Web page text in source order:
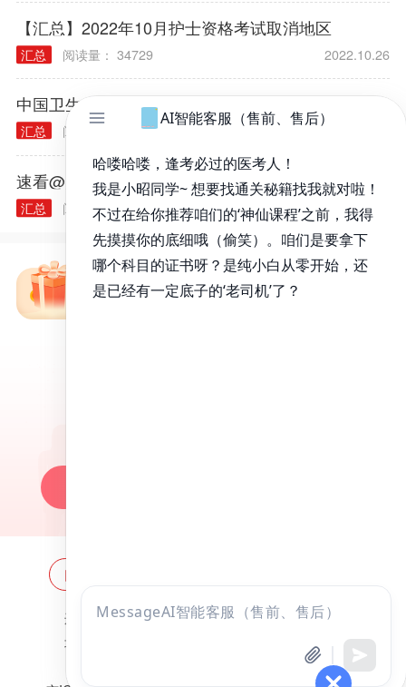
【汇总】2022年10月护士资格考试取消地区
汇总 阅读量： 34729 2022.10.26
中国卫生人才网发布关于另行组织2022年护士执业资格考试的公告
汇总 阅读量： 11875
速看@所有人，2023护士考试网上报名入口即将关闭
汇总 阅读量： 32332 2022.12.27
免费备考资料包
网站地图
违法和不良信息举报邮箱：zzjy-fw@yikao88.com
北京市西城区宣武门东河沿街69号正弘大厦208室
北京昭天下教育科技有限公司 版权所有
点击
全部考试 免费试听